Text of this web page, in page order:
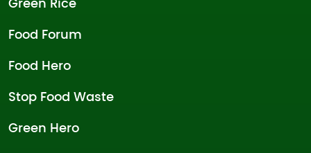
Food Forum
Food Hero
Stop Food Waste
Green Hero